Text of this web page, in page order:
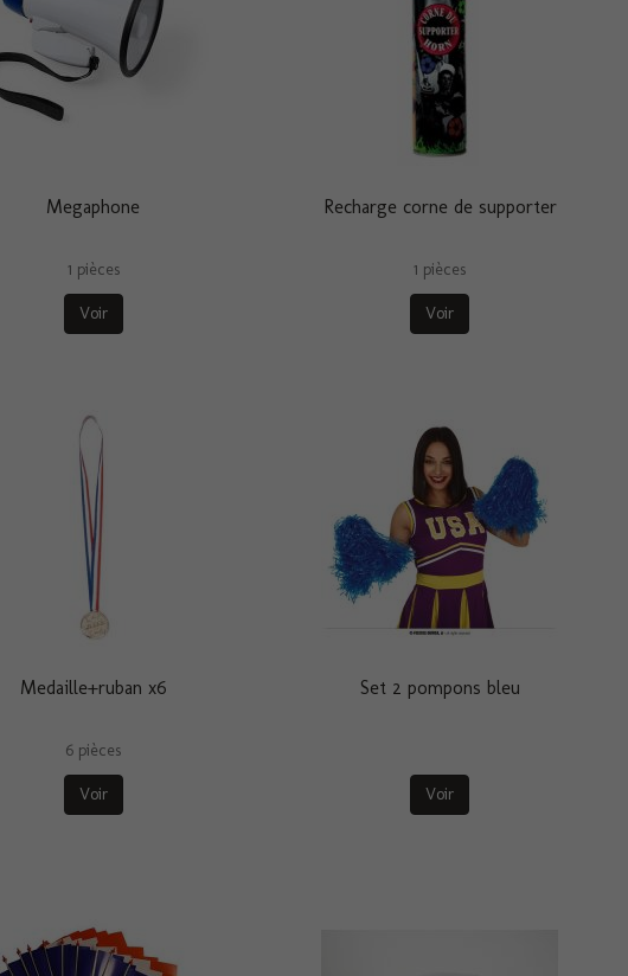
Megaphone
1 pièces
Voir
Recharge corne de supporter
1 pièces
Voir
Medaille+ruban x6
6 pièces
Voir
Set 2 pompons bleu
Voir